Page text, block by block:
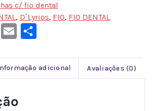
c/ fio dental
, D´Lyrios, FIO, FIO DENTAL
WhatsApp
Email
adicional Avaliações (0)